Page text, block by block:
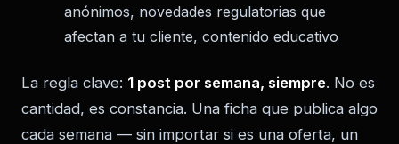
anónimos, novedades regulatorias que
afectan a tu cliente, contenido educativo
La regla clave: 1 post por semana, siempre. No es
cantidad, es constancia. Una ficha que publica algo
cada semana — sin importar si es una oferta, un